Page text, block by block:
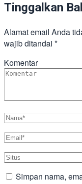
Tinggalkan
Alamat email Anda
wajib ditandai *
Komentar
Simpan nama,